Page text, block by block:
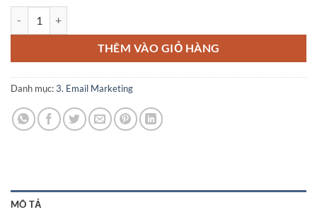
THÊM VÀO GIỎ HÀNG
Danh mục:3. Email Marketing
MÔ TẢ